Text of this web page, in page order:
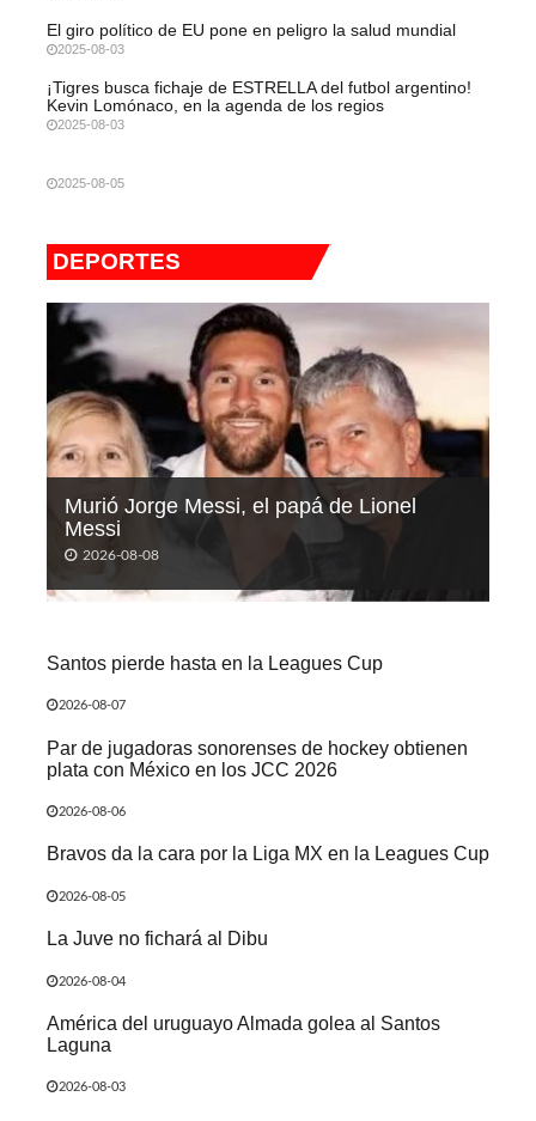
El giro político de EU pone en peligro la salud mundial
2025-08-03
¡Tigres busca fichaje de ESTRELLA del futbol argentino!
Kevin Lomónaco, en la agenda de los regios
2025-08-03
2025-08-05
DEPORTES
Murió Jorge Messi, el papá de Lionel
Messi
2026-08-08
Santos pierde hasta en la Leagues Cup
2026-08-07
Par de jugadoras sonorenses de hockey obtienen
plata con México en los JCC 2026
2026-08-06
Bravos da la cara por la Liga MX en la Leagues Cup
2026-08-05
La Juve no fichará al Dibu
2026-08-04
América del uruguayo Almada golea al Santos
Laguna
2026-08-03